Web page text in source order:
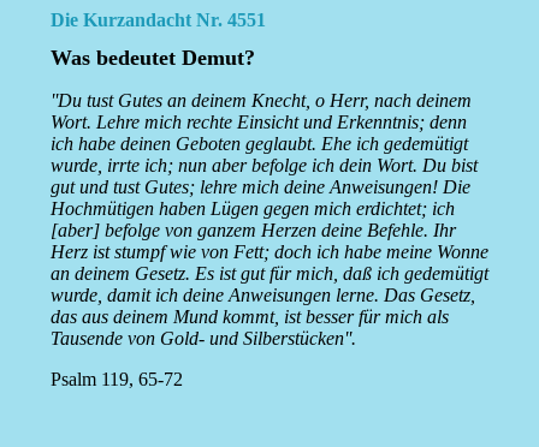
Die Kurzandacht Nr. 4551
Was bedeutet Demut?
''Du tust Gutes an deinem Knecht, o Herr, nach deinem
Wort. Lehre mich rechte Einsicht und Erkenntnis; denn
ich habe deinen Geboten geglaubt. Ehe ich gedemütigt
wurde, irrte ich; nun aber befolge ich dein Wort. Du bist
gut und tust Gutes; lehre mich deine Anweisungen! Die
Hochmütigen haben Lügen gegen mich erdichtet; ich
[aber] befolge von ganzem Herzen deine Befehle. Ihr
Herz ist stumpf wie von Fett; doch ich habe meine Wonne
an deinem Gesetz. Es ist gut für mich, daß ich gedemütigt
wurde, damit ich deine Anweisungen lerne. Das Gesetz,
das aus deinem Mund kommt, ist besser für mich als
Tausende von Gold- und Silberstücken''.
Psalm 119, 65-72